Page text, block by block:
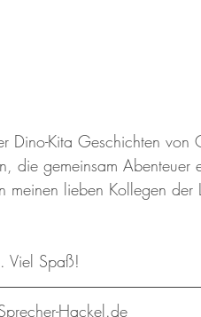
Dino-Kita Geschichten von
die gemeinsam Abenteuer
lieben Kollegen der
Viel Spaß!
Hackel.de